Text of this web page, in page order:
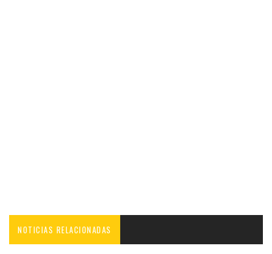
NOTICIAS RELACIONADAS